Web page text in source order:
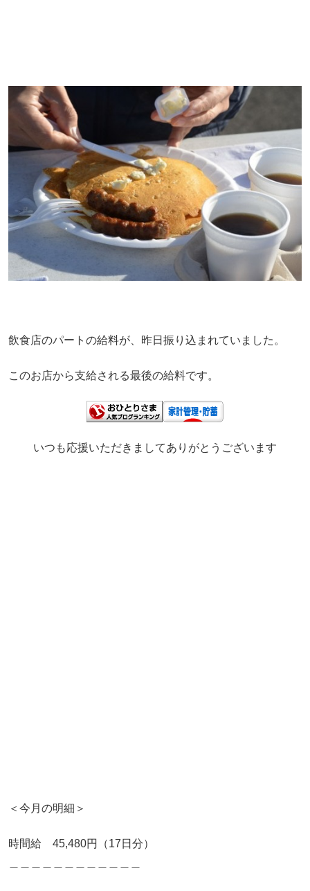
飲食店のパートの給料が、昨日振り込まれていました。
このお店から支給される最後の給料です。
いつも応援いただきましてありがとうございます
＜今月の明細＞
時間給 45,480円（17日分）